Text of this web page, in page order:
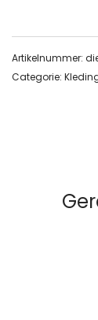
Artikelnummer:
Categorie: